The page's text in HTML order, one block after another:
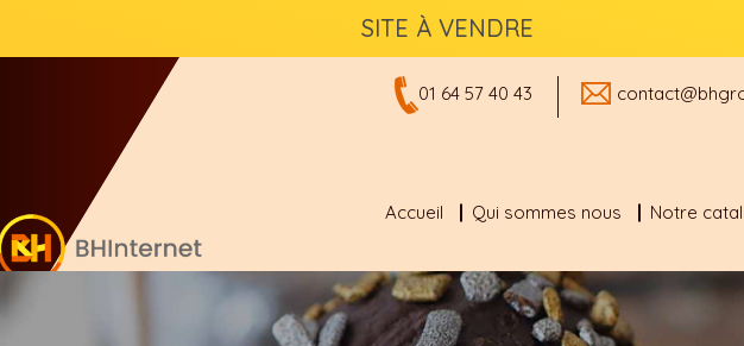
SITE À VENDRE
01 64 57 40 43
Accueil Qui sommes nous Notre